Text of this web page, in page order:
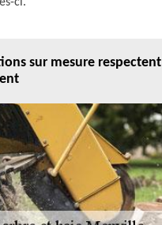
sur mesure respectent